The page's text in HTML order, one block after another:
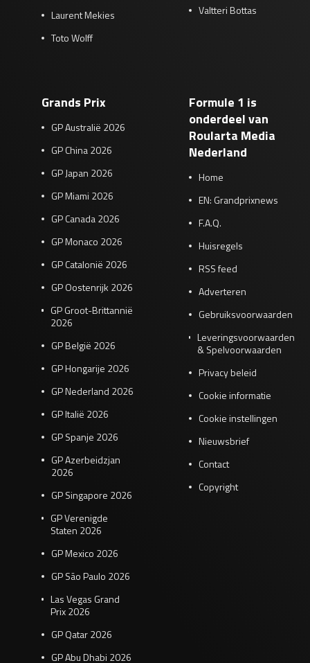
Laurent Mekies
Toto Wolff
Valtteri Bottas
Grands Prix
GP Australië 2026
GP China 2026
GP Japan 2026
GP Miami 2026
GP Canada 2026
GP Monaco 2026
GP Catalonië 2026
GP Oostenrijk 2026
GP Groot-Brittannië
2026
GP België 2026
GP Hongarije 2026
GP Nederland 2026
GP Italië 2026
GP Spanje 2026
GP Azerbeidzjan
2026
GP Singapore 2026
GP Verenigde
Staten 2026
GP Mexico 2026
GP São Paulo 2026
Las Vegas Grand
Prix 2026
GP Qatar 2026
GP Abu Dhabi 2026
Formule 1 is
onderdeel van
Roularta Media
Nederland
Home
EN: Grandprixnews
F.A.Q.
Huisregels
RSS feed
Adverteren
Gebruiksvoorwaarden
Leveringsvoorwaarden
& Spelvoorwaarden
Privacy beleid
Cookie informatie
Cookie instellingen
Nieuwsbrief
Contact
Copyright